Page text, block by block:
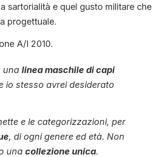
sartorialità e quel gusto militare che
progettuale.
A/I 2010.
unalinea maschile di capi
io stesso avrei desiderato
e le categorizzazioni, per
, di ogni genere ed età. Non
unacollezione unica.